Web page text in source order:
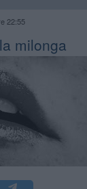
22:55
milonga